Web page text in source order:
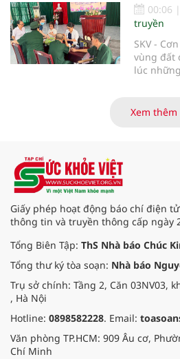
00:06 |
truyền
SKV -
vùng đất
lúc
binh và
đem đến
pháp
dịu cơn
cho các
thay đổi
Xem thêm
Giấy phép hoạt động báo chí điện tử
thông tin và truyền thông cấp ngày
Tổng Biên Tập: ThS Nhà báo Chúc
Tổng thư ký tòa soạn: Nhà báo
Trụ sở chính: Tầng 2, Căn 03NV03,
, Hà Nội
Hotline: 0898582228. Email:
Văn phòng TP.HCM: 909 Âu cơ,
Chí Minh